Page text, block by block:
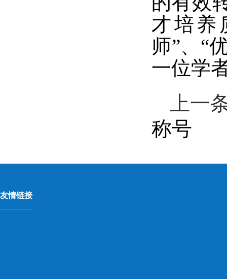
才培养
师”、“
一位学
上一
称号
友情链接